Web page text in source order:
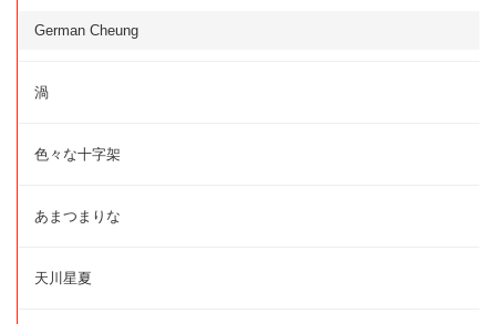
German Cheung
渦
色々な十字架
あまつまりな
天川星夏